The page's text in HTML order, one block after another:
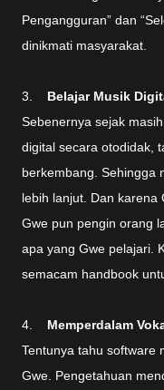
Pengangguran” dan
dinikmati masyarakat.
3. Belajar Musik
Sebenernya sejak
digital secara otodidak,
berkembang. Sehingga
lebih lanjut. Dan karena
Gwe pun pengin orang
apa yang Gwe pelajari.
semacam handbook
4. Memperdalam
Tentunya tahu software
Gwe. Pengetahuan